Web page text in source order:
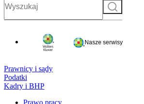
Szukaj
Nasze serwisy
Prawnicy i sądy
Podatki
Kadry i BHP